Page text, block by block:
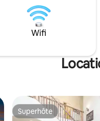
pratiquement toutes les
un jacuzzi sur la
une vue imprenable sur
Juneau. La cuisine de chef
confortable. Grandes
plat, tout le confort
Wifi
Superhôte
Superhôte